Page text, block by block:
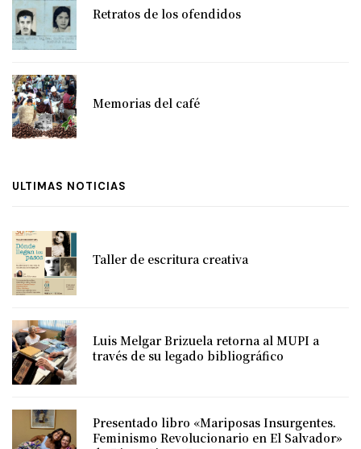
Retratos de los ofendidos
Memorias del café
ULTIMAS NOTICIAS
Taller de escritura creativa
Luis Melgar Brizuela retorna al MUPI a
través de su legado bibliográfico
Presentado libro «Mariposas Insurgentes.
Feminismo Revolucionario en El Salvador»